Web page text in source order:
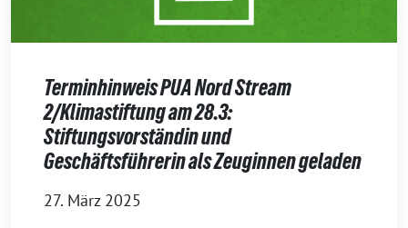
Terminhinweis PUA Nord Stream
2/Klimastiftung am 28.3:
Stiftungsvorständin und
Geschäftsführerin als Zeuginnen geladen
27. März 2025